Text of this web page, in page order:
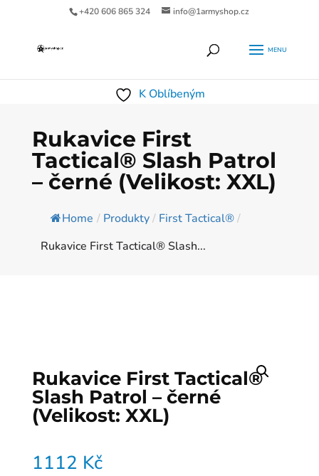
+420 606 865 324 info@1armyshop.cz
K Oblíbeným
Rukavice First
Tactical® Slash Patrol
– černé (Velikost: XXL)
Home / Produkty/ First Tactical®/
Rukavice First Tactical® Slash...
Rukavice First Tactical®
Slash Patrol – černé
(Velikost: XXL)
1112 Kč